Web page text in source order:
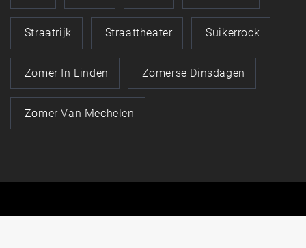
Straatrijk Straattheater Suikerrock
Zomer In Linden Zomerse Dinsdagen
Zomer Van Mechelen